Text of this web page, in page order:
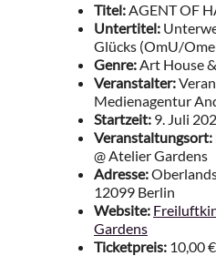
Titel:AGENT OF
Untertitel:
Glücks (OmU/
Genre:Art House
Veranstalter:
Medienagentur
Startzeit: 9. Juli
Veranstaltungsort:
@ Atelier Gardens
Adresse:
12099 Berlin
Website:
Gardens
Ticketpreis: 10,00 €